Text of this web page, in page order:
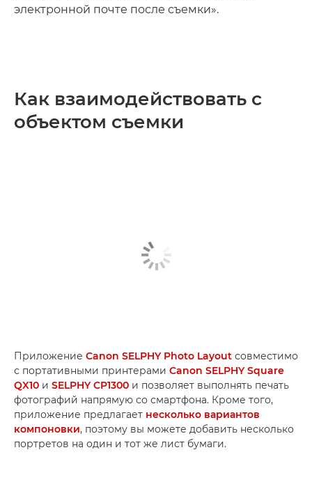
электронной почте после съемки».
Как взаимодействовать с
объектом съемки
Приложение Canon SELPHY Photo Layout совместимо
с портативными принтерами Canon SELPHY Square
QX10 и SELPHY CP1300 и позволяет выполнять печать
фотографий напрямую со смартфона. Кроме того,
приложение предлагает несколько вариантов
компоновки, поэтому вы можете добавить несколько
портретов на один и тот же лист бумаги.